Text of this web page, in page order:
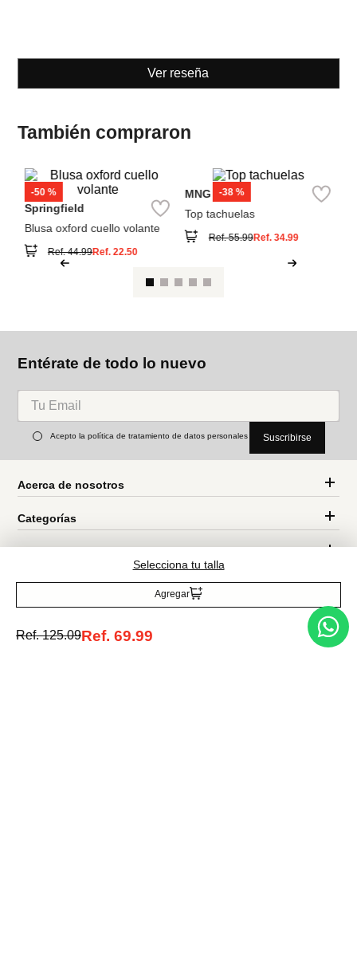
Selecciona tu talla
Agregar
Ref.125.09Ref. 69.99
También compraron
-50 %
Blusa oxford cuello volante
Ref. 44.99Ref.22.50
MNG
Ref.55.99Ref.34.99
Categorías
Marcas
estilo, calidad y las mejores marcas en un solo lugar.